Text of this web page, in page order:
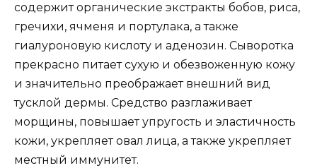
содержит органические экстракты бобов, риса,
гречихи, ячменя и портулака, а также
гиалуроновую кислоту и аденозин. Сыворотка
прекрасно питает сухую и обезвоженную кожу
и значительно преображает внешний вид
тусклой дермы. Средство разглаживает
морщины, повышает упругость и эластичность
кожи, укрепляет овал лица, а также укрепляет
местный иммунитет.